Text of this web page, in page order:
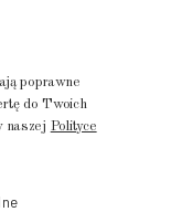
poprawne
do Twoich
naszej Polityce